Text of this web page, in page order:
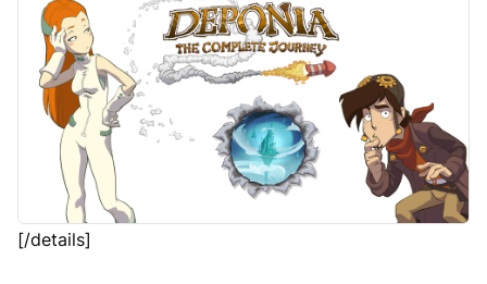
[/details]